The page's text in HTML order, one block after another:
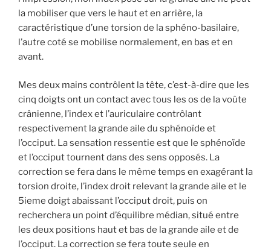
la mobiliser que vers le haut et en arrière, la
caractéristique d’une torsion de la sphéno-basilaire,
l’autre coté se mobilise normalement, en bas et en
avant.
Mes deux mains contrôlent la tête, c’est-à-dire que les
cinq doigts ont un contact avec tous les os de la voûte
crânienne, l’index et l’auriculaire contrôlant
respectivement la grande aile du sphénoïde et
l’occiput. La sensation ressentie est que le sphénoïde
et l’occiput tournent dans des sens opposés. La
correction se fera dans le même temps en exagérant la
torsion droite, l’index droit relevant la grande aile et le
5ieme doigt abaissant l’occiput droit, puis on
recherchera un point d’équilibre médian, situé entre
les deux positions haut et bas de la grande aile et de
l’occiput. La correction se fera toute seule en